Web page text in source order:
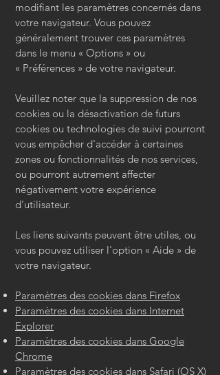
modifiant les paramètres concernés dans
votre navigateur. Vous pouvez
généralement trouver ces paramètres
dans le menu « Options » ou
« Préférences » de votre navigateur.
Veuillez noter que la suppression de nos
cookies ou la désactivation de futurs
cookies ou technologies de suivi pourront
vous empêcher d'accéder à certaines
zones ou fonctionnalités de nos services,
ou pourront autrement affecter
négativement votre expérience
d'utilisateur.
Les liens suivants peuvent être utiles, ou
vous pouvez utiliser l'option « Aide » de
votre navigateur.
Paramètres des cookies dans Firefox
Paramètres des cookies dans Internet
Explorer
Paramètres des cookies dans Google
Chrome
Paramètres des cookies dans Safari (OS X)